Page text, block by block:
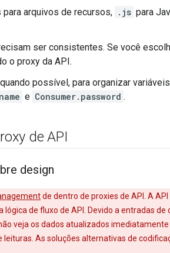
arquivos de recursos, .js para
ser consistentes. Se você
o proxy da API.
possível, para organizar
e Consumer.password .
de API
design
de dentro de proxies de API. A
de fluxo de API. Devido a entradas
veja os dados atualizados
As soluções alternativas de